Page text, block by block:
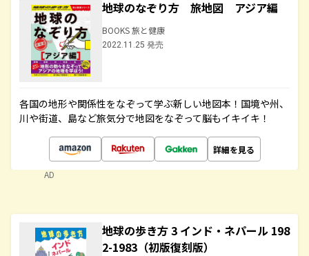
地球のなぞり方 旅地図 アジア編
BOOKS 旅と健康
2022.11.25 発売
各国の地形や関係性をなぞって学ぶ新しい地図本！国境や州、
川や街道、島など旅気分で地図をなぞって脳もイキイキ！
詳細を見る
AD
地球の歩き方 3 インド・ネパール 198
2-1983（初版復刻版）